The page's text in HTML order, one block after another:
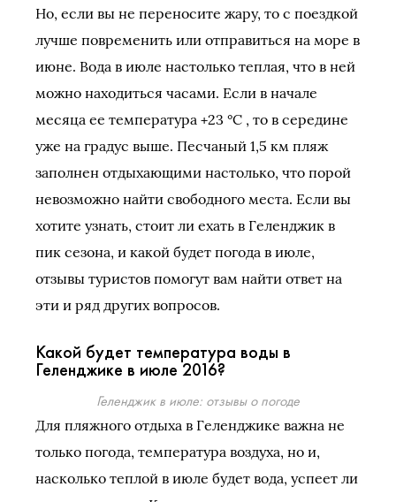
Но, если вы не переносите жару, то с поездкой
лучше повременить или отправиться на море в
июне. Вода в июле настолько теплая, что в ней
можно находиться часами. Если в начале
месяца ее температура +23 °C , то в середине
уже на градус выше. Песчаный 1,5 км пляж
заполнен отдыхающими настолько, что порой
невозможно найти свободного места. Если вы
хотите узнать, стоит ли ехать в Геленджик в
пик сезона, и какой будет погода в июле,
отзывы туристов помогут вам найти ответ на
эти и ряд других вопросов.
Какой будет температура воды в
Геленджике в июле 2016?
Геленджик в июле: отзывы о погоде
Для пляжного отдыха в Геленджике важна не
только погода, температура воздуха, но и,
насколько теплой в июле будет вода, успеет ли